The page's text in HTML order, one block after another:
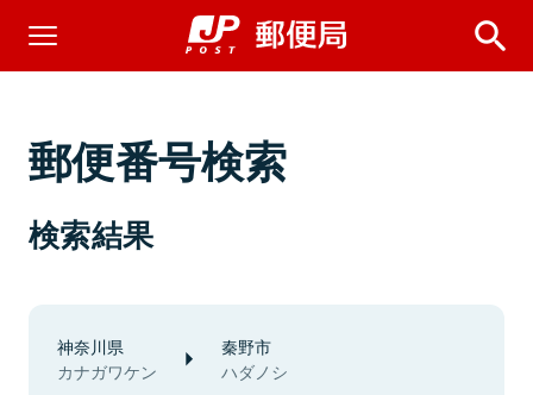
郵便番号検索
検索結果
神奈川県
カナガワケン
秦野市
ハダノシ